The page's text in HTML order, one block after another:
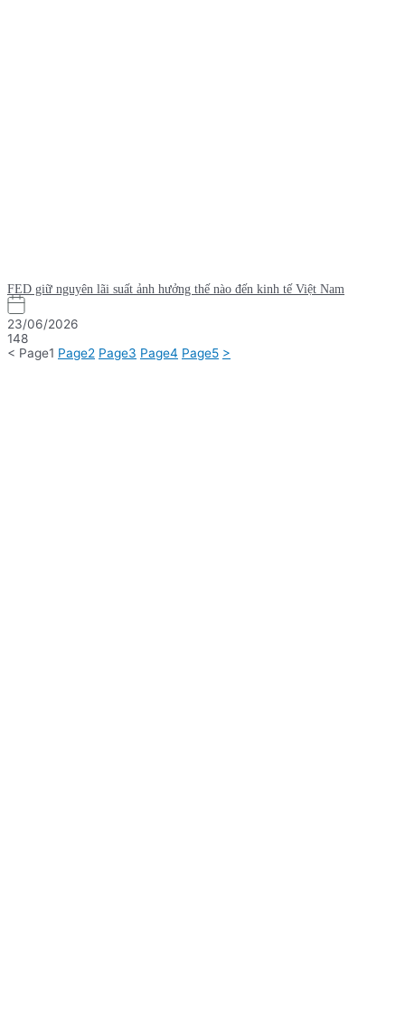
FED giữ nguyên lãi suất ảnh hưởng thế nào đến kinh tế Việt Nam
23/06/2026
148
< Page1 Page2 Page3 Page4 Page5 >